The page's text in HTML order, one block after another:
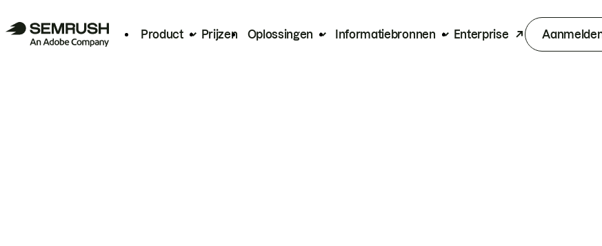
Product Prijzen Oplossingen Informatiebronnen Enterprise